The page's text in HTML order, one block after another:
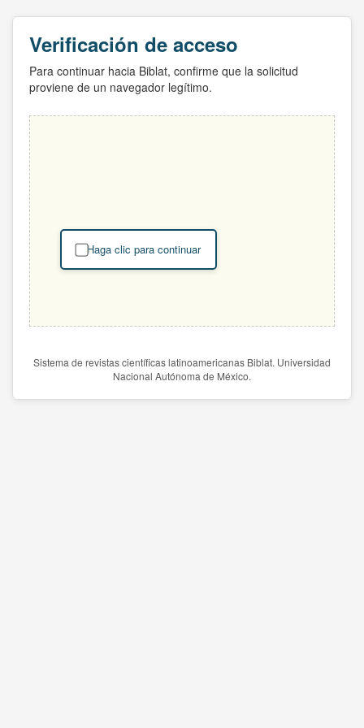
Verificación de acceso
Para continuar hacia Biblat, confirme que la solicitud
proviene de un navegador legítimo.
Haga clic para continuar
Sistema de revistas científicas latinoamericanas Biblat. Universidad
Nacional Autónoma de México.